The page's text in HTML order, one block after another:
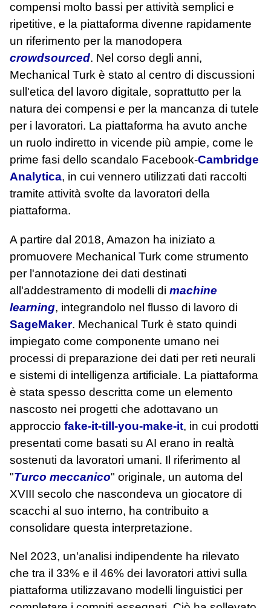
compensi molto bassi per attività semplici e
ripetitive, e la piattaforma divenne rapidamente
un riferimento per la manodopera
crowdsourced. Nel corso degli anni,
Mechanical Turk è stato al centro di discussioni
sull'etica del lavoro digitale, soprattutto per la
natura dei compensi e per la mancanza di tutele
per i lavoratori. La piattaforma ha avuto anche
un ruolo indiretto in vicende più ampie, come le
prime fasi dello scandalo Facebook‑Cambridge
Analytica, in cui vennero utilizzati dati raccolti
tramite attività svolte da lavoratori della
piattaforma.
A partire dal 2018, Amazon ha iniziato a
promuovere Mechanical Turk come strumento
per l'annotazione dei dati destinati
all'addestramento di modelli di machine
learning, integrandolo nel flusso di lavoro di
SageMaker. Mechanical Turk è stato quindi
impiegato come componente umano nei
processi di preparazione dei dati per reti neurali
e sistemi di intelligenza artificiale. La piattaforma
è stata spesso descritta come un elemento
nascosto nei progetti che adottavano un
approccio fake‑it‑till‑you‑make‑it, in cui prodotti
presentati come basati su AI erano in realtà
sostenuti da lavoratori umani. Il riferimento al
"Turco meccanico" originale, un automa del
XVIII secolo che nascondeva un giocatore di
scacchi al suo interno, ha contribuito a
consolidare questa interpretazione.
Nel 2023, un'analisi indipendente ha rilevato
che tra il 33% e il 46% dei lavoratori attivi sulla
piattaforma utilizzavano modelli linguistici per